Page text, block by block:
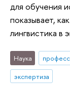
для обучения
показывает,
лингвистика в
Наука
экспертиза